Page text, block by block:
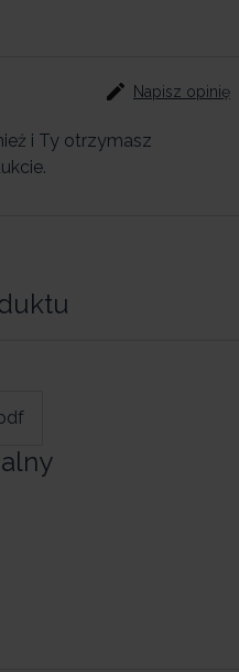
Napisz opinię
i Ty otrzymasz